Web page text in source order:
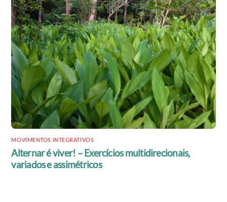
MOVIMENTOS INTEGRATIVOS
Alternar é viver! – Exercícios multidirecionais,
variados e assimétricos